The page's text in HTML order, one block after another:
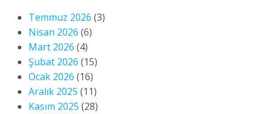
Temmuz 2026 (3)
Nisan 2026 (6)
Mart 2026 (4)
Şubat 2026 (15)
Ocak 2026 (16)
Aralık 2025 (11)
Kasım 2025 (28)